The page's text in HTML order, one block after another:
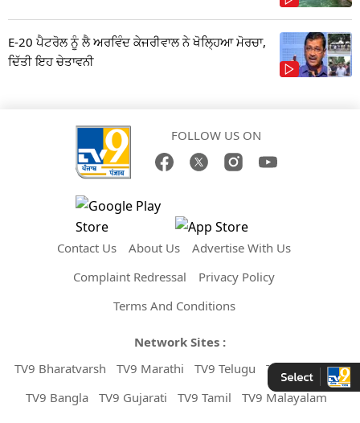
E-20 ਪੈਟਰੋਲ ਨੂੰ ਲੈ ਅਰਵਿੰਦ ਕੇਜਰੀਵਾਲ ਨੇ ਖੋਲ੍ਹਿਆ ਮੋਰਚਾ,
ਦਿੱਤੀ ਇਹ ਚੇਤਾਵਨੀ
FOLLOW US ON
Contact Us About Us
Advertise With Us
Complaint Redressal
Privacy Policy
Terms And Conditions
Network Sites :
TV9 Bharatvarsh
TV9 Marathi TV9 Telugu
TV9 Kannada
TV9 Bangla
TV9 Gujarati TV9 Tamil
TV9 Malayalam